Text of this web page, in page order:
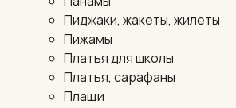
Пиджаки, жакеты, жилеты
Пижамы
Платья для школы
Платья, сарафаны
Плащи